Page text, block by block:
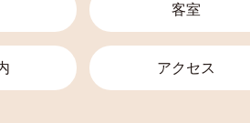
客室
アクセス